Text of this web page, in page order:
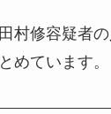
村修容疑者
めています。